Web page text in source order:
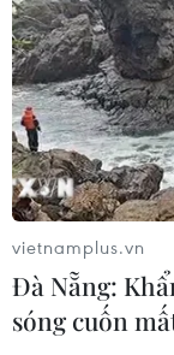
Ronaldo
vietnamplus.vn
Đà Nẵng:
sóng cuốn